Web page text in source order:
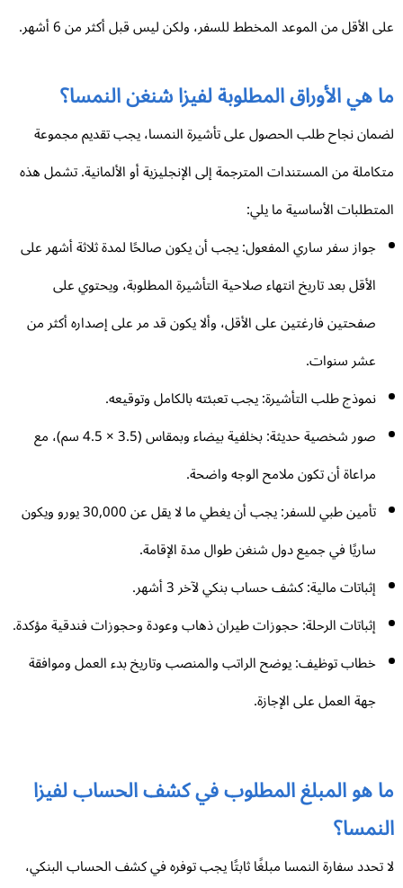
الأقل من الموعد المخطط للسفر، ولكن ليس قبل أكثر من 6 أشهر.
هي الأوراق المطلوبة لفيزا شنغن النمسا؟
نجاح طلب الحصول على تأشيرة النمسا، يجب تقديم مجموعة
من المستندات المترجمة إلى الإنجليزية أو الألمانية. تشمل هذه
الأساسية ما يلي:
جواز سفر ساري المفعول: يجب أن يكون صالحًا لمدة ثلاثة أشهر على
الأقل بعد تاريخ انتهاء صلاحية التأشيرة المطلوبة، ويحتوي على
صفحتين فارغتين على الأقل، وألا يكون قد مر على إصداره أكثر من
عشر سنوات.
نموذج طلب التأشيرة: يجب تعبئته بالكامل وتوقيعه.
صور شخصية حديثة: بخلفية بيضاء وبمقاس (3.5 × 4.5 سم)، مع
مراعاة أن تكون ملامح الوجه واضحة.
تأمين طبي للسفر: يجب أن يغطي ما لا يقل عن 30,000 يورو ويكون
ساريًا في جميع دول شنغن طوال مدة الإقامة.
إثباتات مالية: كشف حساب بنكي لآخر 3 أشهر.
إثباتات الرحلة: حجوزات طيران ذهاب وعودة وحجوزات فندقية مؤكدة.
خطاب توظيف: يوضح الراتب والمنصب وتاريخ بدء العمل وموافقة
جهة العمل على الإجازة.
هو المبلغ المطلوب في كشف الحساب لفيزا
تحدد سفارة النمسا مبلغًا ثابتًا يجب توفره في كشف الحساب البنكي،